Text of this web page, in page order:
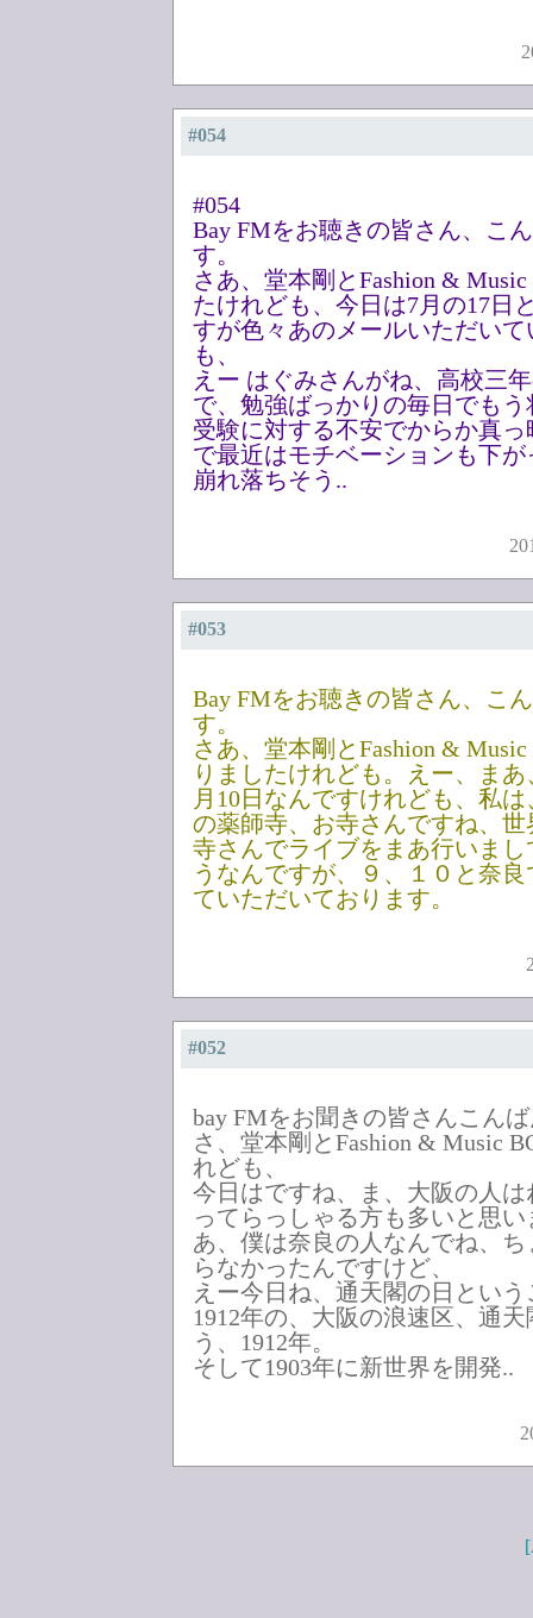
#054
#054
Bay FMをお聴きの皆さん、こ
す。
さあ、堂本剛とFashion &
たけれども、今日は7月の17日
すが色々あのメールいただい
も、
えー はぐみさんがね、高校三
で、勉強ばっかりの毎日でも
受験に対する不安でからか真
で最近はモチベーションも下
崩れ落ちそう..
#053
Bay FMをお聴きの皆さん、こ
す。
さあ、堂本剛とFashion &
りましたけれども。えー、ま
月10日なんですけれども、私
の薬師寺、お寺さんですね、
寺さんでライブをまあ行いま
うなんですが、９、１０と奈
ていただいております。
#052
bay FMをお聞きの皆さんこん
さ、堂本剛とFashion & Music
れども、
今日はですね、ま、大阪の人
ってらっしゃる方も多いと思
あ、僕は奈良の人なんでね、
らなかったんですけど、
えー今日ね、通天閣の日とい
1912年の、大阪の浪速区、通
う、1912年。
そして1903年に新世界を開発..